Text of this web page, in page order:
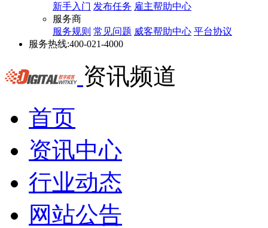
新手入门 发布任务 雇主帮助中心
服务商
服务规则 常见问题 威客帮助中心 平台协议
服务热线:400-021-4000
资讯频道
首页
资讯中心
行业动态
网站公告